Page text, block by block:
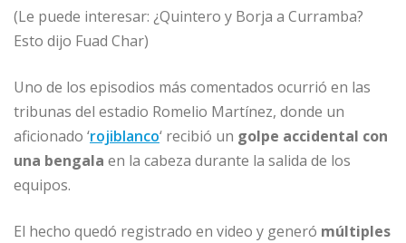
(Le puede interesar: ¿Quintero y Borja a Curramba?
Esto dijo Fuad Char)
Uno de los episodios más comentados ocurrió en las
tribunas del estadio Romelio Martínez, donde un
aficionado ‘rojiblanco‘ recibió un golpe accidental con
una bengala en la cabeza durante la salida de los
equipos.
El hecho quedó registrado en video y generó múltiples